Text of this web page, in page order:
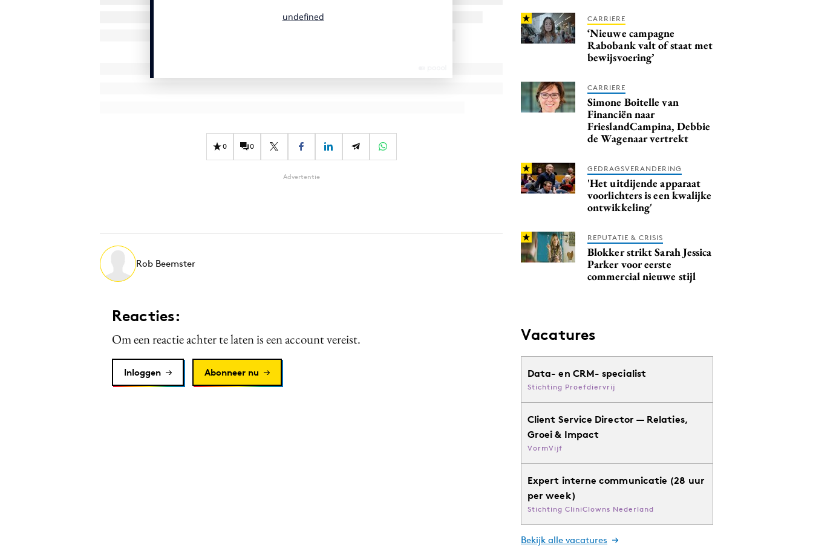
0 0
Advertentie
Rob Beemster
Reacties:
Om een reactie achter te laten is een account vereist.
Inloggen Abonneer nu
CARRIERE
‘Nieuwe campagne
Rabobank valt of staat met
bewijsvoering’
CARRIERE
Simone Boitelle van
Financiën naar
FrieslandCampina, Debbie
de Wagenaar vertrekt
GEDRAGSVERANDERING
'Het uitdijende apparaat
voorlichters is een kwalijke
ontwikkeling'
REPUTATIE & CRISIS
Blokker strikt Sarah Jessica
Parker voor eerste
commercial nieuwe stijl
Vacatures
Data- en CRM- specialist
Stichting Proefdiervrij
Client Service Director — Relaties,
Groei & Impact
VormVijf
Expert interne communicatie (28 uur
per week)
Stichting CliniClowns Nederland
Bekijk alle vacatures